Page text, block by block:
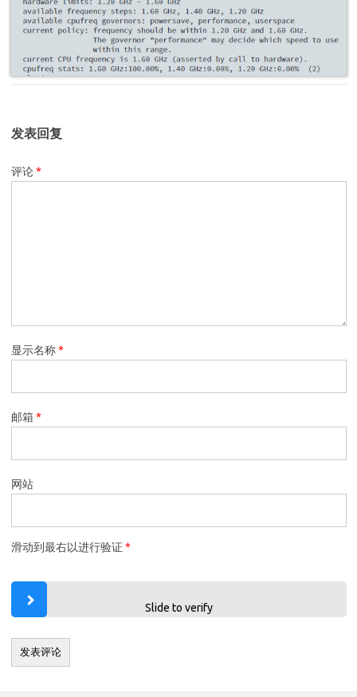
发表回复
评论*
显示名称*
邮箱*
网站
滑动到最右以进行验证 *
Slide to verify